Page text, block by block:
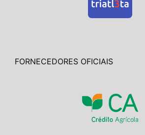
FORNECEDORES OFICIAIS